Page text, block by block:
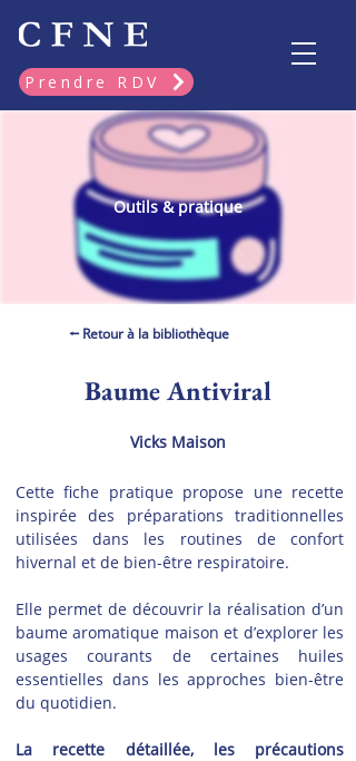
Prendre RDV
Outils & pratique
⭠ Retour à la bibliothèque
Baume Antiviral
Vicks Maison
Cette fiche pratique propose une recette
inspirée des préparations traditionnelles
utilisées dans les routines de confort
hivernal et de bien-être respiratoire.
Elle permet de découvrir la réalisation d’un
baume aromatique maison et d’explorer les
usages courants de certaines huiles
essentielles dans les approches bien-être
du quotidien.
La recette détaillée, les précautions